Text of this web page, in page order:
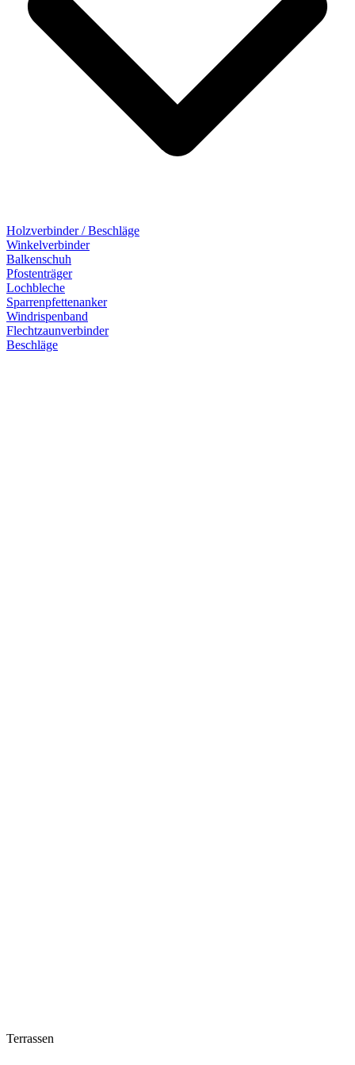
Holzverbinder / Beschläge
Winkelverbinder
Balkenschuh
Pfostenträger
Lochbleche
Sparrenpfettenanker
Windrispenband
Flechtzaunverbinder
Beschläge
Terrassen